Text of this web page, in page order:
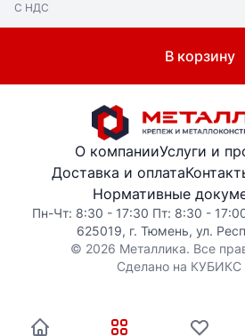
С НДС
В корзину
О компанииУслуги и
Доставка и оплата
Нормативные
Пн-Чт: 8:30 - 17:30 Пт: 8:30 -
625019, г. Тюмень, ул.
© 2026 Металлика. Все
Сделано на КУБИКС